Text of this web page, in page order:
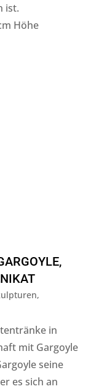
ist.
Höhe
,
in
mit Gargoyle
seine
es sich an